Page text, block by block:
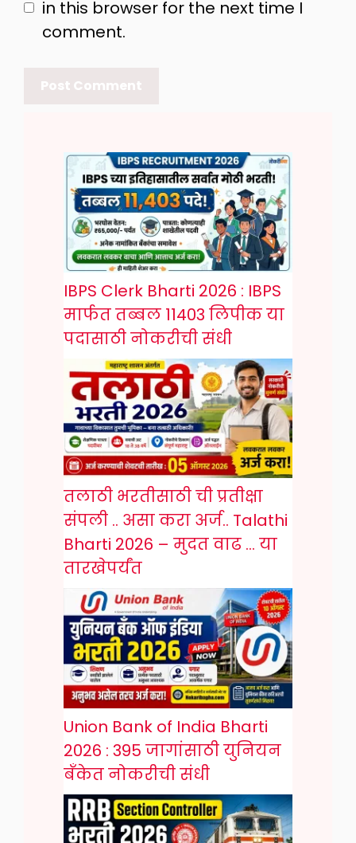
in this browser for the next time I
comment.
IBPS Clerk Bharti 2026 : IBPS
मार्फत तब्बल 11403 लिपीक या
पदासाठी नोकरीची संधी
तलाठी भरतीसाठी ची प्रतीक्षा
संपली .. असा करा अर्ज.. Talathi
Bharti 2026 – मुदत वाढ … या
तारखेपर्यंत
Union Bank of India Bharti
2026 : 395 जागांसाठी युनियन
बँकेत नोकरीची संधी